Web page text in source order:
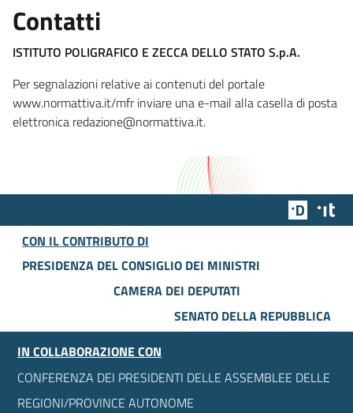
Contatti
ISTITUTO POLIGRAFICO E ZECCA DELLO STATO S.p.A.
Per segnalazioni relative ai contenuti del portale
www.normattiva.it/mfr inviare una e-mail alla casella di posta
elettronica redazione@normattiva.it.
Team
CON IL CONTRIBUTO DI
PRESIDENZA DEL CONSIGLIO DEI MINISTRI
CAMERA DEI DEPUTATI
SENATO DELLA REPUBBLICA
IN COLLABORAZIONE CON
CONFERENZA DEI PRESIDENTI DELLE ASSEMBLEE DELLE
REGIONI/PROVINCE AUTONOME